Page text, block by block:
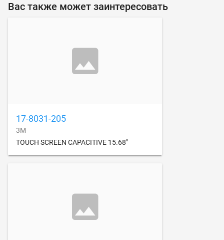
Вас также может заинтересовать
17-8031-205
3M
TOUCH SCREEN CAPACITIVE 15.68"